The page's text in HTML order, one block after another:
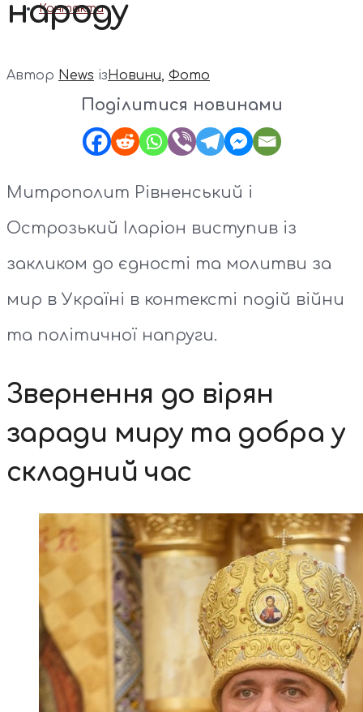
Контакти
народу
Автор News ізНовини, Фото
Поділитися новинами
Митрополит Рівненський і
Острозький Іларіон виступив із
закликом до єдності та молитви за
мир в Україні в контексті подій війни
та політичної напруги.
Звернення до вірян
заради миру та добра у
складний час